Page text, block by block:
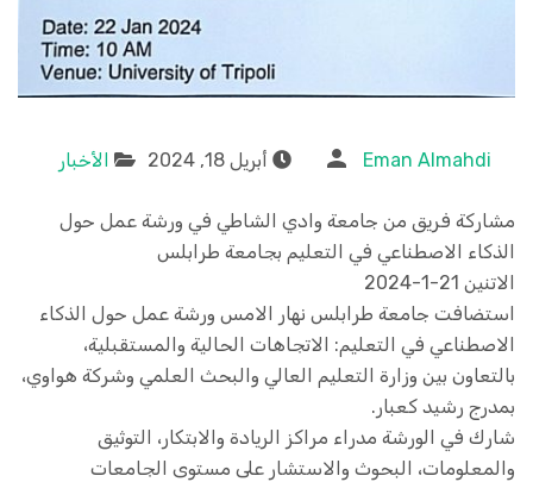
Eman Almahdi أبريل 18, 2024 الأخبار
مشاركة فريق من جامعة وادي الشاطي في ورشة عمل حول
الذكاء الاصطناعي في التعليم بجامعة طرابلس
الاتنين 21-1-2024
استضافت جامعة طرابلس نهار الامس ورشة عمل حول الذكاء
الاصطناعي في التعليم: الاتجاهات الحالية والمستقبلية،
بالتعاون بين وزارة التعليم العالي والبحث العلمي وشركة هواوي،
بمدرج رشيد كعبار.
شارك في الورشة مدراء مراكز الريادة والابتكار، التوثيق
والمعلومات، البحوث والاستشار على مستوى الجامعات